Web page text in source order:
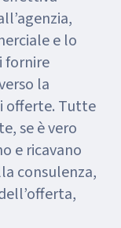
e lo
fornire
la
offerte. Tutte
se è vero
e ricavano
consulenza,